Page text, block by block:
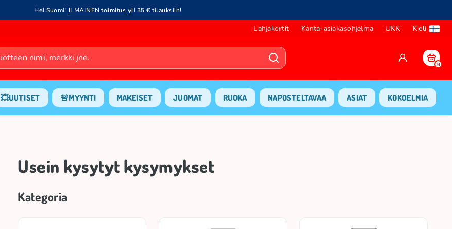
Hei Suomi! ILMAINEN toimitus yli 35 € tilauksiin!
Lahjakortit Kanta-asiakasohjelma UKK Kieli
0
💥UUTISET 🚨MYYNTI MAKEISET JUOMAT RUOKA NAPOSTELTAVAA ASIAT KOKOELMIA
Usein kysytyt kysymykset
Kategoria